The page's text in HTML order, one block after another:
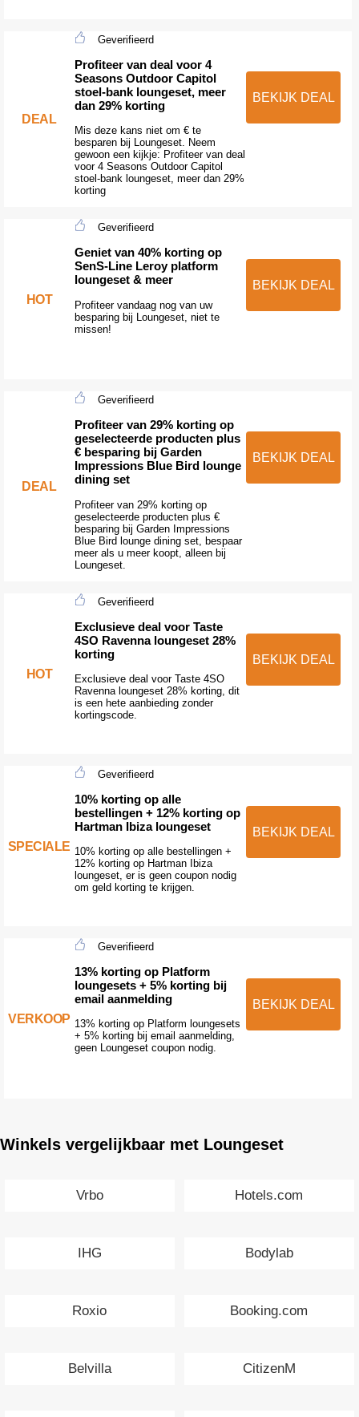
DEAL
Geverifieerd
Profiteer van deal voor 4
Seasons Outdoor Capitol
stoel-bank loungeset, meer
dan 29% korting
Mis deze kans niet om € te
besparen bij Loungeset. Neem
gewoon een kijkje: Profiteer van deal
voor 4 Seasons Outdoor Capitol
stoel-bank loungeset, meer dan 29%
korting
BEKIJK DEAL
HOT
Geverifieerd
Geniet van 40% korting op
SenS-Line Leroy platform
loungeset & meer
Profiteer vandaag nog van uw
besparing bij Loungeset, niet te
missen!
BEKIJK DEAL
DEAL
Geverifieerd
Profiteer van 29% korting op
geselecteerde producten plus
€ besparing bij Garden
Impressions Blue Bird lounge
dining set
Profiteer van 29% korting op
geselecteerde producten plus €
besparing bij Garden Impressions
Blue Bird lounge dining set, bespaar
meer als u meer koopt, alleen bij
Loungeset.
BEKIJK DEAL
HOT
Geverifieerd
Exclusieve deal voor Taste
4SO Ravenna loungeset 28%
korting
Exclusieve deal voor Taste 4SO
Ravenna loungeset 28% korting, dit
is een hete aanbieding zonder
kortingscode.
BEKIJK DEAL
SPECIALE
Geverifieerd
10% korting op alle
bestellingen + 12% korting op
Hartman Ibiza loungeset
10% korting op alle bestellingen +
12% korting op Hartman Ibiza
loungeset, er is geen coupon nodig
om geld korting te krijgen.
BEKIJK DEAL
VERKOOP
Geverifieerd
13% korting op Platform
loungesets + 5% korting bij
email aanmelding
13% korting op Platform loungesets
+ 5% korting bij email aanmelding,
geen Loungeset coupon nodig.
BEKIJK DEAL
Winkels vergelijkbaar met Loungeset
Vrbo Hotels.com
IHG Bodylab
Roxio Booking.com
Belvilla CitizenM